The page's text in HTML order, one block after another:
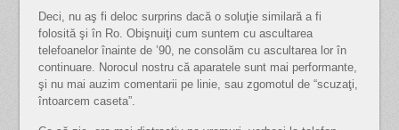
Deci, nu aş fi deloc surprins dacă o soluţie similară a fi
folosită şi în Ro. Obişnuiţi cum suntem cu ascultarea
telefoanelor înainte de ’90, ne consolăm cu ascultarea lor în
continuare. Norocul nostru că aparatele sunt mai performante,
şi nu mai auzim comentarii pe linie, sau zgomotul de “scuzaţi,
întoarcem caseta”.